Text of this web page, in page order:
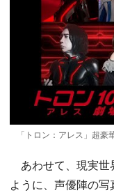
「トロン：アレス」超
あわせて、現実世
ように、声優陣の写